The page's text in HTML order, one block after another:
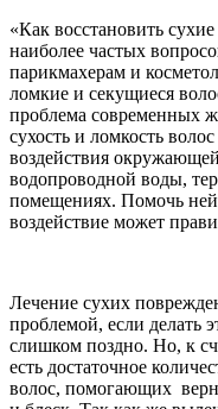
«Как восстановить
наиболее частых
парикмахерам и
ломкие и секущиеся
проблема современных
сухость и ломкость
воздействия
водопроводной воды,
помещениях. Помочь
воздействие может
Лечение сухих
проблемой, если делать
слишком поздно. Но, к
есть достаточное
волос, помогающих